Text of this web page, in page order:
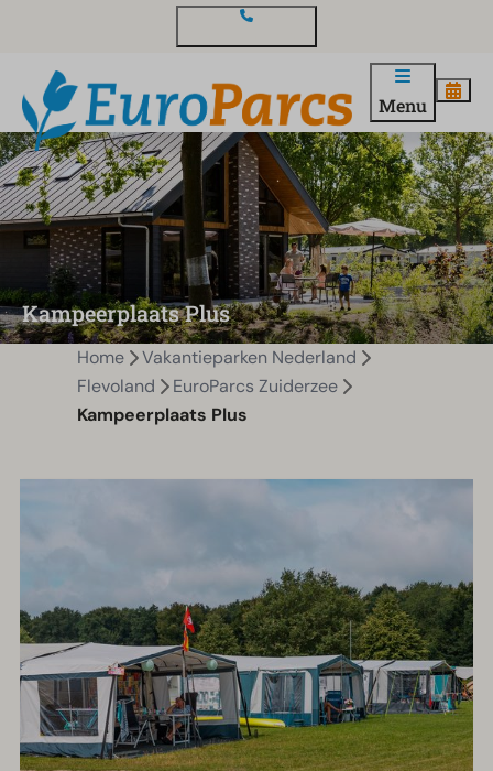
Menu
Kampeerplaats Plus
Home
Vakantieparken Nederland
Flevoland
EuroParcs Zuiderzee
Kampeerplaats Plus